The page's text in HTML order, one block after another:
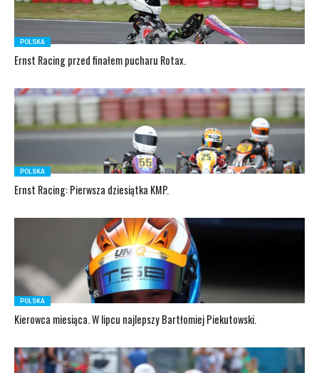
POLSKA
Ernst Racing przed finałem pucharu Rotax.
POLSKA
Ernst Racing: Pierwsza dziesiątka KMP.
POLSKA
Kierowca miesiąca. W lipcu najlepszy Bartłomiej Piekutowski.